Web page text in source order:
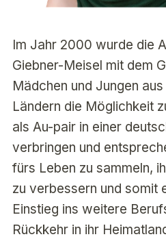
Im Jahr 2000 wurde die
Giebner-Meisel mit dem
Mädchen und Jungen
Ländern die Möglichkeit
als Au-pair in einer
verbringen und
fürs Leben zu sammeln,
zu verbessern und somit
Einstieg ins weitere
Rückkehr in ihr